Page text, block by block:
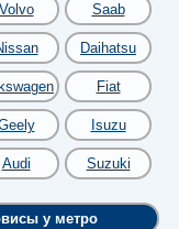
Volvo Saab
Daihatsu
Fiat
Isuzu
Audi Suzuki
у метро